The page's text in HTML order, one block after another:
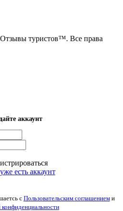
туристов™. Все права
аккаунт
есть аккаунт
с Пользовательским соглашениеми